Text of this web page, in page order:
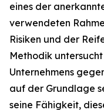
eines der
verwendeten
Risiken und der
Methodik
Unternehmens
auf der Grundlage
seine Fähigkeit,